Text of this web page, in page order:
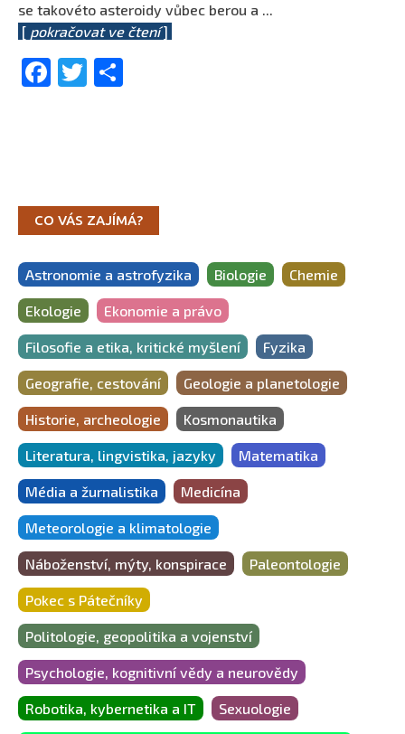
se takovéto asteroidy vůbec berou a ...
[ pokračovat ve čtení]
Facebook
Twitter
CO VÁS ZAJÍMÁ?
Astronomie a astrofyzika Biologie Chemie
Ekologie Ekonomie a právo
Filosofie a etika, kritické myšlení Fyzika
Geografie, cestování Geologie a planetologie
Historie, archeologie Kosmonautika
Literatura, lingvistika, jazyky Matematika
Média a žurnalistika Medicína
Meteorologie a klimatologie
Náboženství, mýty, konspirace Paleontologie
Pokec s Pátečníky
Politologie, geopolitika a vojenství
Psychologie, kognitivní vědy a neurovědy
Robotika, kybernetika a IT Sexuologie